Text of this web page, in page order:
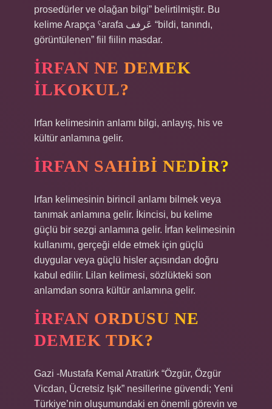
prosedürler ve olağan bilgi” belirtilmiştir. Bu
kelime Arapça ˁarafa عَرفف “bildi, tanındı,
görüntülenen” fiil fiilin masdar.
İRFAN NE DEMEK
ILKOKUL?
Irfan kelimesinin anlamı bilgi, anlayış, his ve
kültür anlamına gelir.
İRFAN SAHIBI NEDIR?
Irfan kelimesinin birincil anlamı bilmek veya
tanımak anlamına gelir. İkincisi, bu kelime
güçlü bir sezgi anlamına gelir. İrfan kelimesinin
kullanımı, gerçeği elde etmek için güçlü
duygular veya güçlü hisler açısından doğru
kabul edilir. Lilan kelimesi, sözlükteki son
anlamdan sonra kültür anlamına gelir.
İRFAN ORDUSU NE
DEMEK TDK?
Gazi -Mustafa Kemal Atratürk “Özgür, Özgür
Vicdan, Ücretsiz Işık” nesillerine güvendi; Yeni
Türkiye’nin oluşumundaki en önemli görevin ve